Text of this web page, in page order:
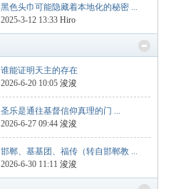
黑色头巾可能隐藏着本地化的秘密 ...
2025-3-12 13:33 Hiro
谁能证明天主的存在
2026-6-20 10:05 浚浚
圣乐是通往基督信仰真理的门 ...
2026-6-27 09:44 浚浚
邯郸、基基团、福传（转自邯郸教 ...
2026-6-30 11:11 浚浚